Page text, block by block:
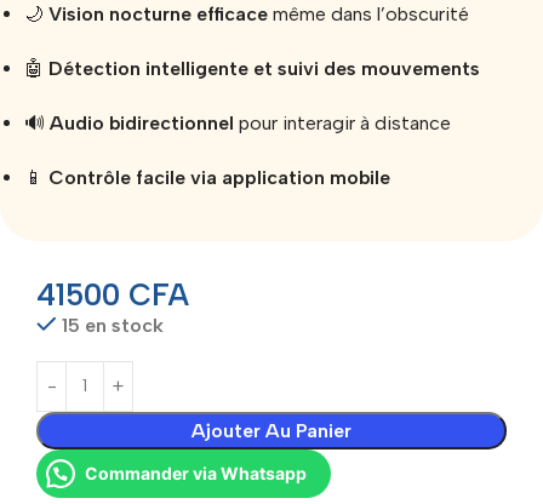
🌙 Vision nocturne efficace même dans l’obscurité
🤖 Détection intelligente et suivi des mouvements
🔊 Audio bidirectionnel pour interagir à distance
📱 Contrôle facile via application mobile
41500 CFA
15 en stock
Ajouter Au Panier
Commander via Whatsapp